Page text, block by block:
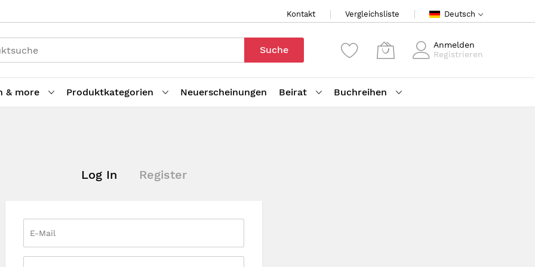
Kontakt Vergleichsliste Deutsch
Suche
Anmelden
Registrieren
& more Produktkategorien Neuerscheinungen Beirat Buchreihen
Log In Register